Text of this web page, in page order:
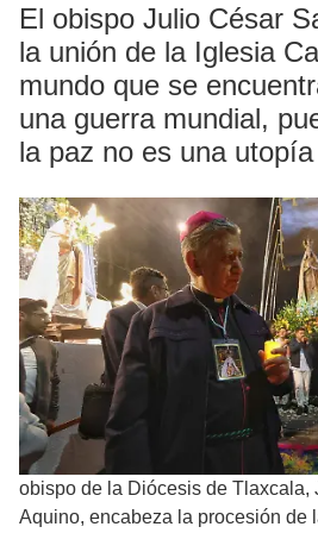
El obispo Julio César
la unión de la Iglesia
mundo que se
una guerra mundial,
la paz no es una utopía
obispo de la Diócesis de Tlaxcala,
Aquino, encabeza la procesión de